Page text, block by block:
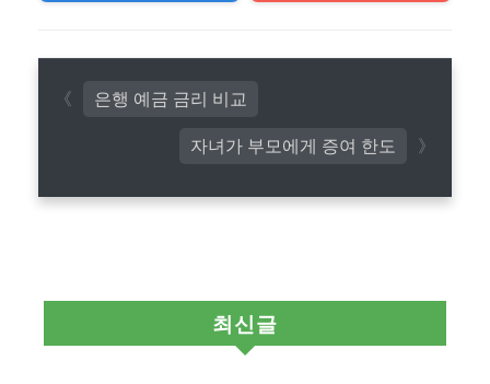
자녀가 부모에게 증여 한도
은행 예금 금리 비교
최신글